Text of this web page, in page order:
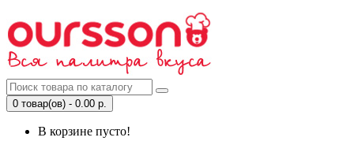
0 товар(ов) - 0.00 р.
В корзине пусто!